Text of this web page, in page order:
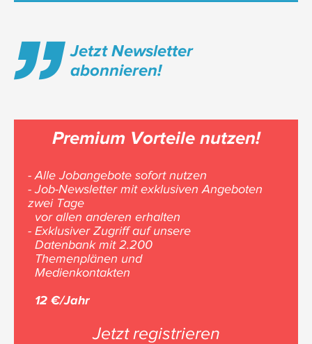
Jetzt Newsletter
abonnieren!
Premium Vorteile nutzen!
- Alle Jobangebote sofort nutzen
- Job-Newsletter mit exklusiven Angeboten
zwei Tage
vor allen anderen erhalten
- Exklusiver Zugriff auf unsere
Datenbank mit 2.200
Themenplänen und
Medienkontakten
12 €/Jahr
Jetzt registrieren